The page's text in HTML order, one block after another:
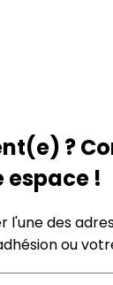
?
espace !
l'une des
ou